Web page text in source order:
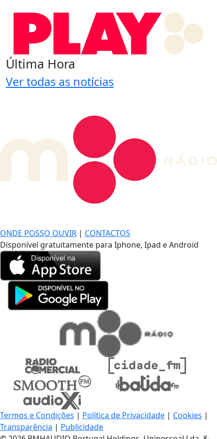
Última Hora
Ver todas as notícias
ONDE POSSO OUVIR | CONTACTOS
Disponível gratuitamente para Iphone, Ipad e Android
Termos e Condições | Política de Privacidade | Cookies |
Transparência | Publicidade